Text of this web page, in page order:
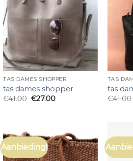
TAS DAMES SHOPPER
tas dames shopper
€41.00 €27.00
TAS
tas
€41.00
Aanbieding!